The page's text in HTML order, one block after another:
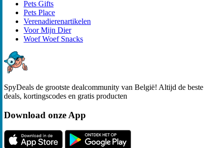
Pets Gifts
Pets Place
Verenadierenartikelen
Voor Mijn Dier
Woef Woef Snacks
SpyDeals de grootste dealcommunity van België! Altijd de beste
deals, kortingscodes en gratis producten
Download onze App